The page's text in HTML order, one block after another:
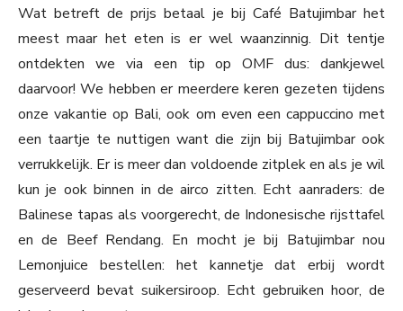
Wat betreft de prijs betaal je bij Café Batujimbar het
meest maar het eten is er wel waanzinnig. Dit tentje
ontdekten we via een tip op OMF dus: dankjewel
daarvoor! We hebben er meerdere keren gezeten tijdens
onze vakantie op Bali, ook om even een cappuccino met
een taartje te nuttigen want die zijn bij Batujimbar ook
verrukkelijk. Er is meer dan voldoende zitplek en als je wil
kun je ook binnen in de airco zitten. Echt aanraders: de
Balinese tapas als voorgerecht, de Indonesische rijsttafel
en de Beef Rendang. En mocht je bij Batujimbar nou
Lemonjuice bestellen: het kannetje dat erbij wordt
geserveerd bevat suikersiroop. Echt gebruiken hoor, de